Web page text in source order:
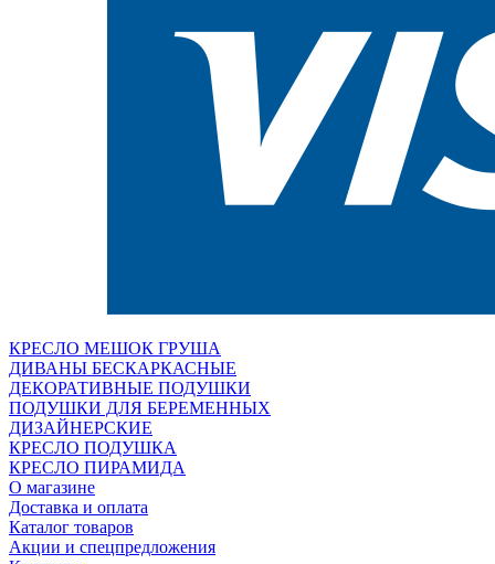
КРЕСЛО МЕШОК ГРУША
ДИВАНЫ БЕСКАРКАСНЫЕ
ДЕКОРАТИВНЫЕ ПОДУШКИ
ПОДУШКИ ДЛЯ БЕРЕМЕННЫХ
ДИЗАЙНЕРСКИЕ
КРЕСЛО ПОДУШКА
КРЕСЛО ПИРАМИДА
О магазине
Доставка и оплата
Каталог товаров
Акции и спецпредложения